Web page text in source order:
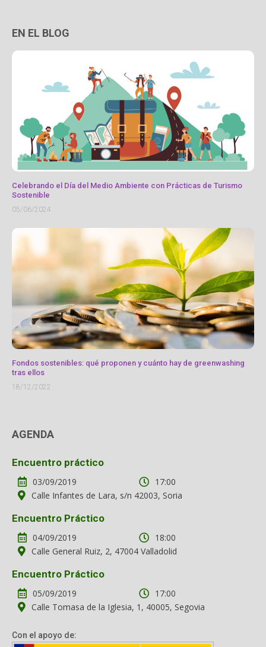
EN EL BLOG
Celebrando el Día del Medio Ambiente con Prácticas de Turismo
Sostenible
05/06/2024
Fondos sostenibles: qué proponen y cuánto hay de greenwashing
tras ellos
18/12/2022
AGENDA
Encuentro práctico
03/09/2019
17:00
Calle Infantes de Lara, s/n 42003, Soria
Encuentro Práctico
04/09/2019
18:00
Calle General Ruiz, 2, 47004 Valladolid
Encuentro Práctico
05/09/2019
17:00
Calle Tomasa de la Iglesia, 1, 40005, Segovia
Con el apoyo de: